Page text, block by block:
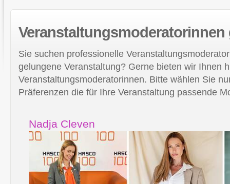
Veranstaltungsmoderatorinnen
Sie suchen professionelle
gelungene Veranstaltung? Gerne bieten wir Ihnen
Veranstaltungsmoderatorinnen. Bitte wählen Sie
Präferenzen die für Ihre Veranstaltung passende
Nadja Cleven